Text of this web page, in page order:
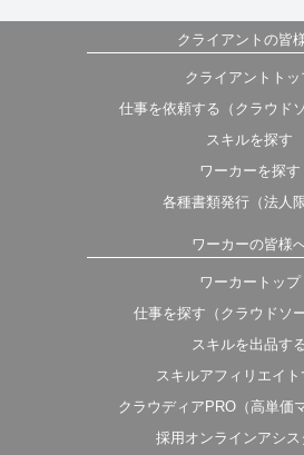
クライアントの皆
クライアントトッ
仕事を依頼する（クラウド
スキルを探す
ワーカーを探す
各種書類発行（法人限
ワーカーの皆様
ワーカートップ
仕事を探す（クラウドソ
スキルを出品す
スキルアフィリエイト
クラウディアPRO（高単価
採用オンラインアシス